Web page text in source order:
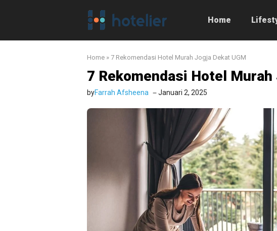
Home
Home » 7 Rekomendasi Hotel Murah Jogja Dekat UGM
7 Rekomendasi Hotel Murah
byFarrah Afsheena Januari 2, 2025